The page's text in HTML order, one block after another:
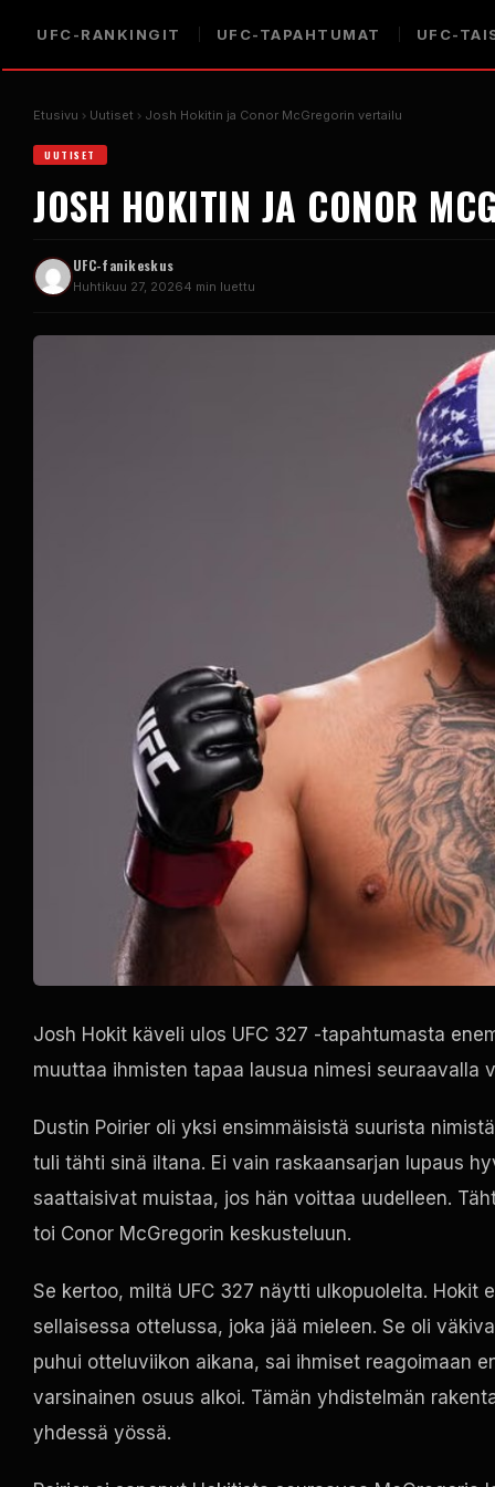
UFC-RANKINGIT UFC-TAPAHTUMAT UFC-
Etusivu Uutiset Josh Hokitin ja Conor McGregorin vertailu
UUTISET
JOSH HOKITIN JA CONOR
UFC-fanikeskus
Huhtikuu 27, 20264 min luettu
Josh Hokit käveli ulos UFC 327 -tapahtumasta
muuttaa ihmisten tapaa lausua nimesi seuraavalla
Dustin Poirier oli yksi ensimmäisistä suurista
tuli tähti sinä iltana. Ei vain raskaansarjan lupaus
saattaisivat muistaa, jos hän voittaa uudelleen.
toi Conor McGregorin keskusteluun.
Se kertoo, miltä UFC 327 näytti ulkopuolelta.
sellaisessa ottelussa, joka jää mieleen. Se oli
puhui otteluviikon aikana, sai ihmiset reagoimaan
varsinainen osuus alkoi. Tämän yhdistelmän
yhdessä yössä.